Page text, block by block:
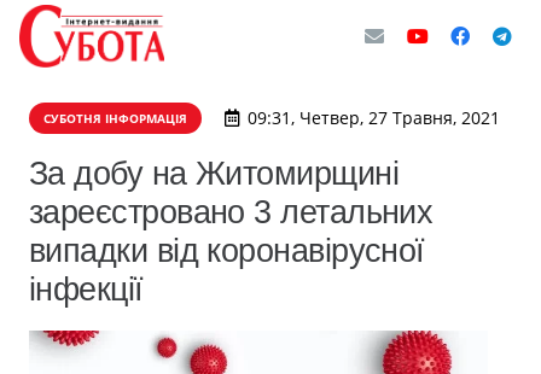
СУБОТНЯ ІНФОРМАЦІЯ 09:31, Четвер, 27 Травня, 2021
За добу на Житомирщині
зареєстровано 3 летальних
випадки від коронавірусної
інфекції